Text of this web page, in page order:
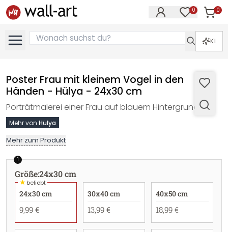
0 0
KI
Poster Frau mit kleinem Vogel in den
Händen - Hülya - 24x30 cm
Porträtmalerei einer Frau auf blauem Hintergrund.
Mehr von Hülya
Mehr zum Produkt
1
Größe:24x30 cm
★beliebt
24x30 cm
9,99 €
30x40 cm
13,99 €
40x50 cm
18,99 €